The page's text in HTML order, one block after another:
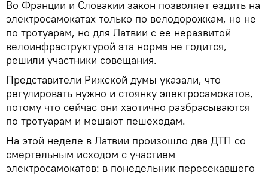
Во Франции и Словакии закон позволяет ездить на
электросамокатах только по велодорожкам, но не
по тротуарам, но для Латвии с ее неразвитой
велоинфраструктурой эта норма не годится,
решили участники совещания.
Представители Рижской думы указали, что
регулировать нужно и стоянку электросамокатов,
потому что сейчас они хаотично разбрасываются
по тротуарам и мешают пешеходам.
На этой неделе в Латвии произошло два ДТП со
смертельным исходом с участием
электросамокатов: в понедельник пересекавшего